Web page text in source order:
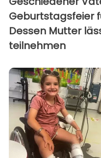
Geburtstagsfeier
Dessen Mutter
teilnehmen